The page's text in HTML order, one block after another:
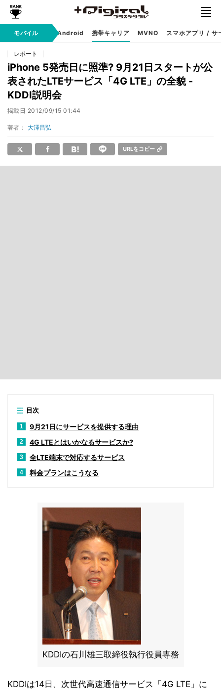
モバイル
iPhone Android 携帯キャリア MVNO スマホアプリ / サ
レポート
iPhone 5発売日に照準? 9月21日スタートが公
表されたLTEサービス「4G LTE」の全貌 -
KDDI説明会
掲載日 2012/09/15 01:44
著者： 大澤昌弘
URLをコピー
目次
1 9月21日にサービスを提供する理由
2 4G LTEとはいかなるサービスか?
3 全LTE端末で対応するサービス
4 料金プランはこうなる
KDDIの石川雄三取締役執行役員専務
KDDIは14日、次世代高速通信サービス「4G LTE」に